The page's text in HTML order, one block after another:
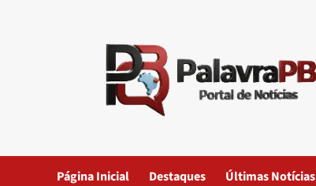
Página Inicial Destaques Últimas Notícias